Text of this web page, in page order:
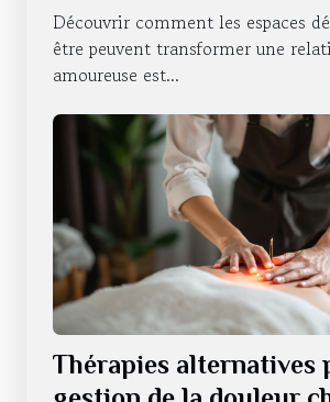
amoureux ?
Découvrir comment les espaces
être peuvent transformer une
amoureuse est...
Thérapies alternatives